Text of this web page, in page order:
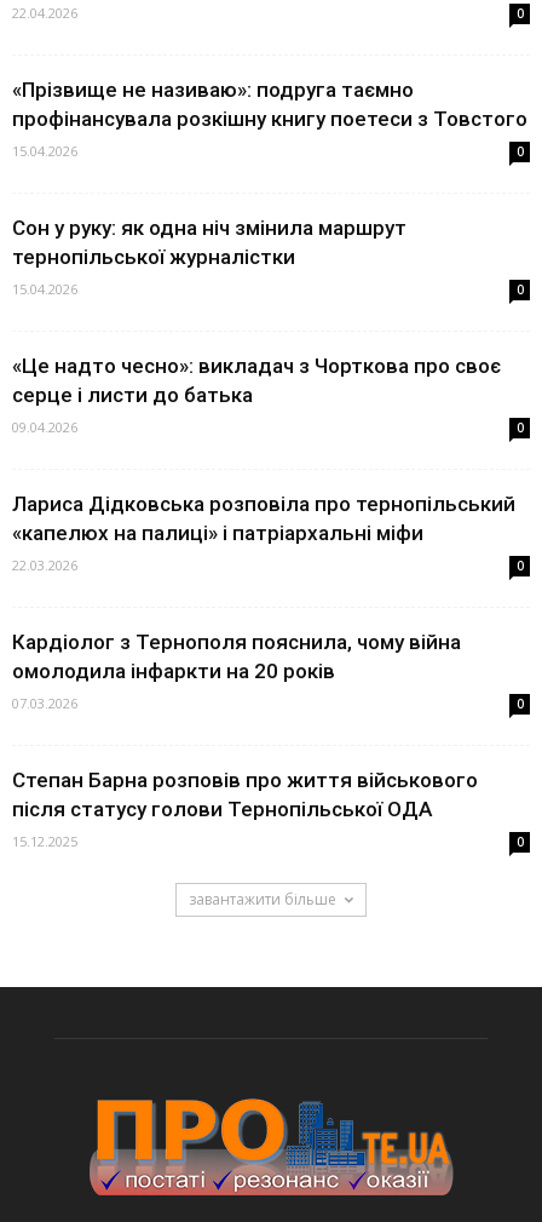
22.04.2026 0
«Прізвище не називаю»: подруга таємно
профінансувала розкішну книгу поетеси з Товстого
15.04.2026 0
Сон у руку: як одна ніч змінила маршрут
тернопільської журналістки
15.04.2026 0
«Це надто чесно»: викладач з Чорткова про своє
серце і листи до батька
09.04.2026 0
Лариса Дідковська розповіла про тернопільський
«капелюх на палиці» і патріархальні міфи
22.03.2026 0
Кардіолог з Тернополя пояснила, чому війна
омолодила інфаркти на 20 років
07.03.2026 0
Степан Барна розповів про життя військового
після статусу голови Тернопільської ОДА
15.12.2025 0
завантажити більше